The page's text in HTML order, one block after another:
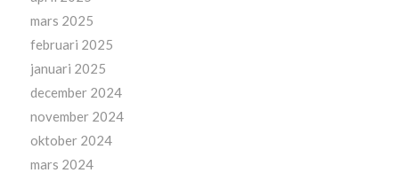
mars 2025
februari 2025
januari 2025
december 2024
november 2024
oktober 2024
mars 2024